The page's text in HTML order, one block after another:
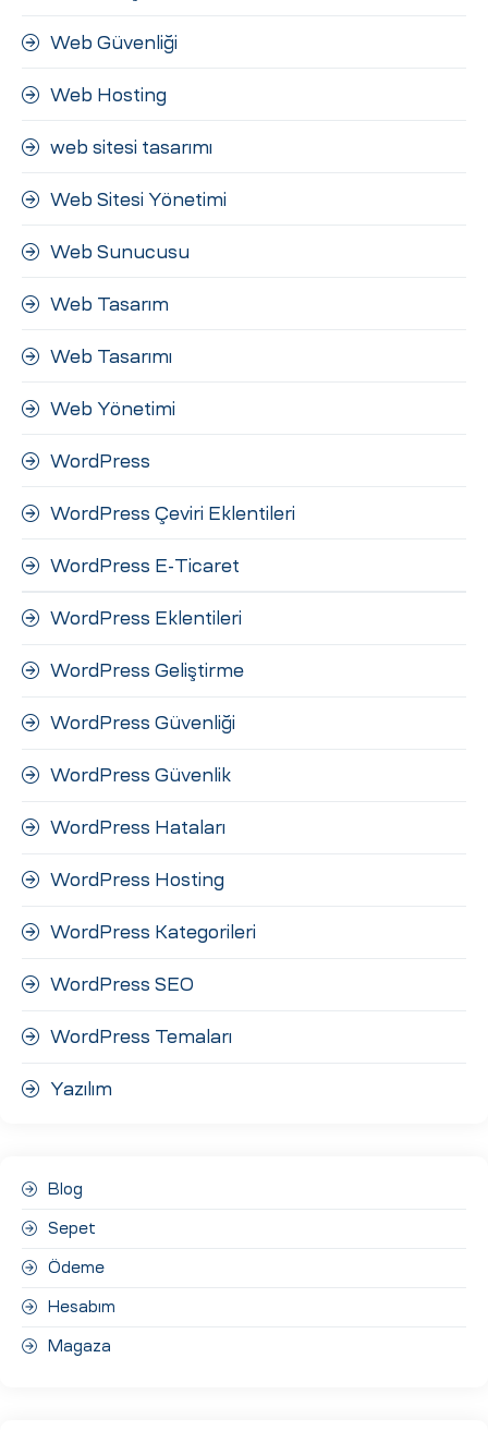
Web Güvenliği
Web Hosting
web sitesi tasarımı
Web Sitesi Yönetimi
Web Sunucusu
Web Tasarım
Web Tasarımı
Web Yönetimi
WordPress
WordPress Çeviri Eklentileri
WordPress E-Ticaret
WordPress Eklentileri
WordPress Geliştirme
WordPress Güvenliği
WordPress Güvenlik
WordPress Hataları
WordPress Hosting
WordPress Kategorileri
WordPress SEO
WordPress Temaları
Yazılım
Blog
Sepet
Ödeme
Hesabım
Magaza